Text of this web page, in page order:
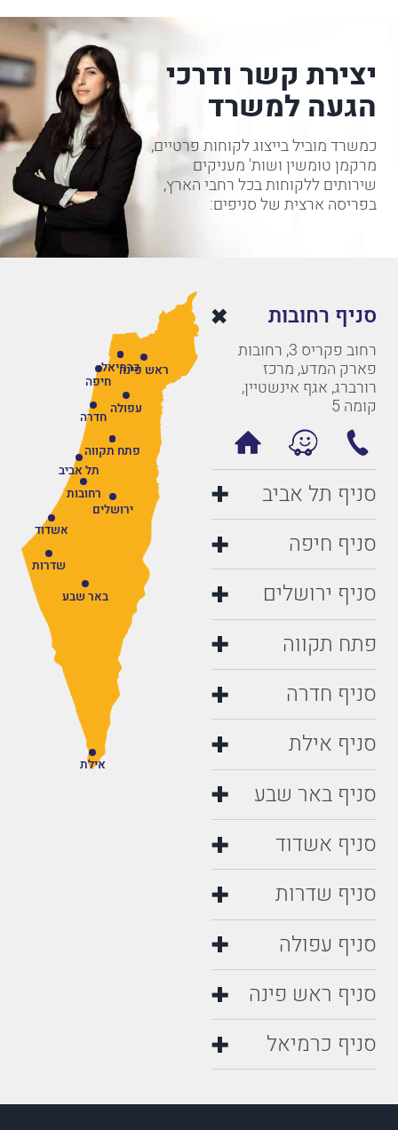
יצירת קשר ודרכי
הגעה למשרד
כמשרד מוביל בייצוג לקוחות פרטיים,
מרקמן טומשין ושות' מעניקים
שירותים ללקוחות בכל רחבי הארץ,
בפריסה ארצית של סניפים:
סניף רחובות
רחוב פקריס 3, רחובות
פארק המדע, מרכז
רורברג, אגף אינשטיין,
קומה 5
סניף תל אביב
סניף חיפה
סניף ירושלים
פתח תקווה
סניף חדרה
סניף אילת
סניף באר שבע
סניף אשדוד
סניף שדרות
סניף עפולה
סניף ראש פינה
סניף כרמיאל
רחובות
תל אביב
חיפה
ירושלים
פתח תקווה
חדרה
אילת
באר שבע
אשדוד
שדרות
עפולה
ראש פינהכרמיאל